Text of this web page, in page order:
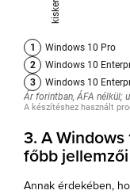
3. A Windows
főbb
Annak érdekében,